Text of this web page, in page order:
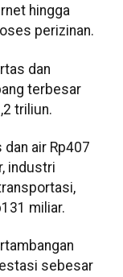
hingga
perizinan.
dan
terbesar
triliun.
air Rp407
industri
miliar.
sebesar